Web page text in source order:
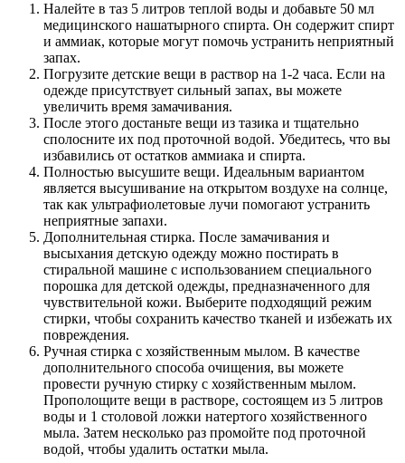
Налейте в таз 5 литров теплой воды и добавьте 50 мл
медицинского нашатырного спирта. Он содержит спирт
и аммиак, которые могут помочь устранить неприятный
запах.
Погрузите детские вещи в раствор на 1-2 часа. Если на
одежде присутствует сильный запах, вы можете
увеличить время замачивания.
После этого достаньте вещи из тазика и тщательно
сполосните их под проточной водой. Убедитесь, что вы
избавились от остатков аммиака и спирта.
Полностью высушите вещи. Идеальным вариантом
является высушивание на открытом воздухе на солнце,
так как ультрафиолетовые лучи помогают устранить
неприятные запахи.
Дополнительная стирка. После замачивания и
высыхания детскую одежду можно постирать в
стиральной машине с использованием специального
порошка для детской одежды, предназначенного для
чувствительной кожи. Выберите подходящий режим
стирки, чтобы сохранить качество тканей и избежать их
повреждения.
Ручная стирка с хозяйственным мылом. В качестве
дополнительного способа очищения, вы можете
провести ручную стирку с хозяйственным мылом.
Прополощите вещи в растворе, состоящем из 5 литров
воды и 1 столовой ложки натертого хозяйственного
мыла. Затем несколько раз промойте под проточной
водой, чтобы удалить остатки мыла.